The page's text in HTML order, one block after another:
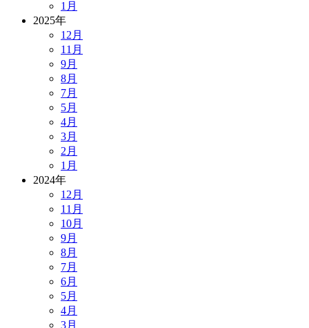
1月
2025年
12月
11月
9月
8月
7月
5月
4月
3月
2月
1月
2024年
12月
11月
10月
9月
8月
7月
6月
5月
4月
3月